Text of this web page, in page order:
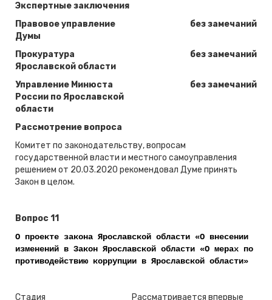
Экспертные заключения
Правовое управление
Думы
без замечаний
Прокуратура
Ярославской области
без замечаний
Управление Минюста
России по Ярославской
области
без замечаний
Рассмотрение вопроса
Комитет по законодательству, вопросам
государственной власти и местного самоуправления
решением от 20.03.2020 рекомендовал Думе принять
Закон в целом.
Вопрос 11
О проекте закона Ярославской области «О внесении
изменений в Закон Ярославской области «О мерах по
противодействию коррупции в Ярославской области»
Стадия
Рассматривается впервые